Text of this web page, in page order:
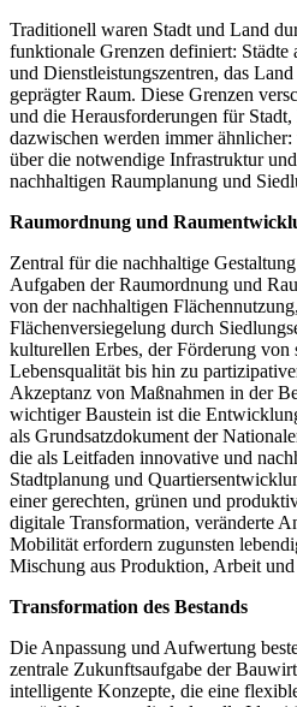
Traditionell waren Stadt und Land
funktionale Grenzen definiert:
und Dienstleistungszentren, das
geprägter Raum. Diese Grenzen
und die Herausforderungen für
dazwischen werden immer
über die notwendige Infrastruktur
nachhaltigen Raumplanung und
Raumordnung und
Zentral für die nachhaltige
Aufgaben der Raumordnung und
von der nachhaltigen
Flächenversiegelung durch
kulturellen Erbes, der Förderung von
Lebensqualität bis hin zu
Akzeptanz von Maßnahmen in der
wichtiger Baustein ist die
als Grundsatzdokument der
die als Leitfaden innovative und
Stadtplanung und
einer gerechten, grünen und
digitale Transformation, veränderte
Mobilität erfordern zugunsten
Mischung aus Produktion, Arbeit
Transformation des Bestands
Die Anpassung und Aufwertung
zentrale Zukunftsaufgabe der
intelligente Konzepte, die eine